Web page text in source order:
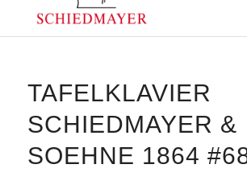
TAFELKLAVIER
SCHIEDMAYER &
SOEHNE 1864